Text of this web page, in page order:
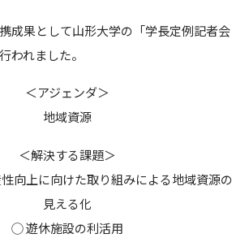
成果として山形大学の「学長定例記者会
われました。
＜アジェンダ＞
地域資源
＜解決する課題＞
向上に向けた取り組みによる地域資源の
見える化
◯ 遊休施設の利活用